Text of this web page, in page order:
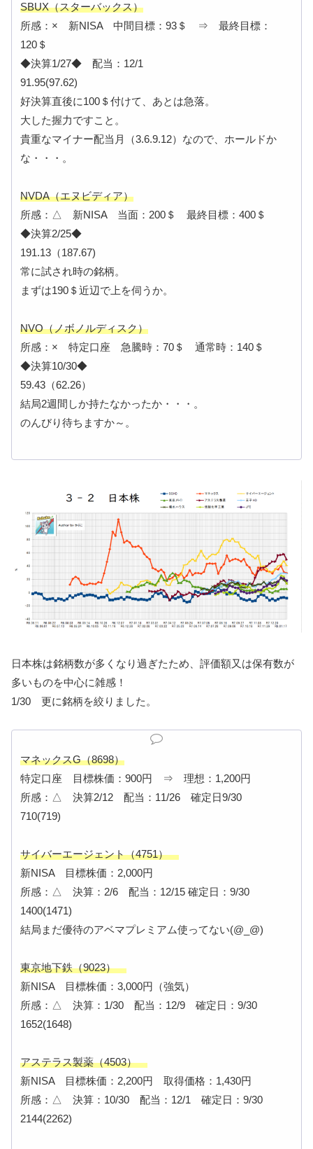
SBUX（スターバックス）
所感：× 新NISA 中間目標：93＄ ⇒ 最終目標：
120＄
◆決算1/27◆ 配当：12/1
91.95(97.62)
好決算直後に100＄付けて、あとは急落。
大した握力ですこと。
貴重なマイナー配当月（3.6.9.12）なので、ホールドか
な・・・。
NVDA（エヌビディア）
所感：△ 新NISA 当面：200＄ 最終目標：400＄
◆決算2/25◆
191.13（187.67)
常に試され時の銘柄。
まずは190＄近辺で上を伺うか。
NVO（ノボノルディスク）
所感：× 特定口座 急騰時：70＄ 通常時：140＄
◆決算10/30◆
59.43（62.26）
結局2週間しか持たなかったか・・・。
のんびり待ちますか～。
日本株は銘柄数が多くなり過ぎたため、評価額又は保有数が
多いものを中心に雑感！
1/30 更に銘柄を絞りました。
マネックスG（8698）
特定口座 目標株価：900円 ⇒ 理想：1,200円
所感：△ 決算2/12 配当：11/26 確定日9/30
710(719)
サイバーエージェント（4751）
新NISA 目標株価：2,000円
所感：△ 決算：2/6 配当：12/15 確定日：9/30
1400(1471)
結局まだ優待のアベマプレミアム使ってない(@_@)
東京地下鉄（9023）
新NISA 目標株価：3,000円（強気）
所感：△ 決算：1/30 配当：12/9 確定日：9/30
1652(1648)
アステラス製薬（4503）
新NISA 目標株価：2,200円 取得価格：1,430円
所感：△ 決算：10/30 配当：12/1 確定日：9/30
2144(2262)